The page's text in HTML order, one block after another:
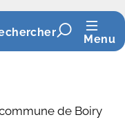
Menu
de Boiry